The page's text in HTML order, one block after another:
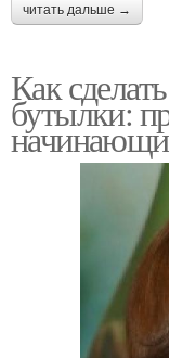
читать дальше →
Как
бутылки: